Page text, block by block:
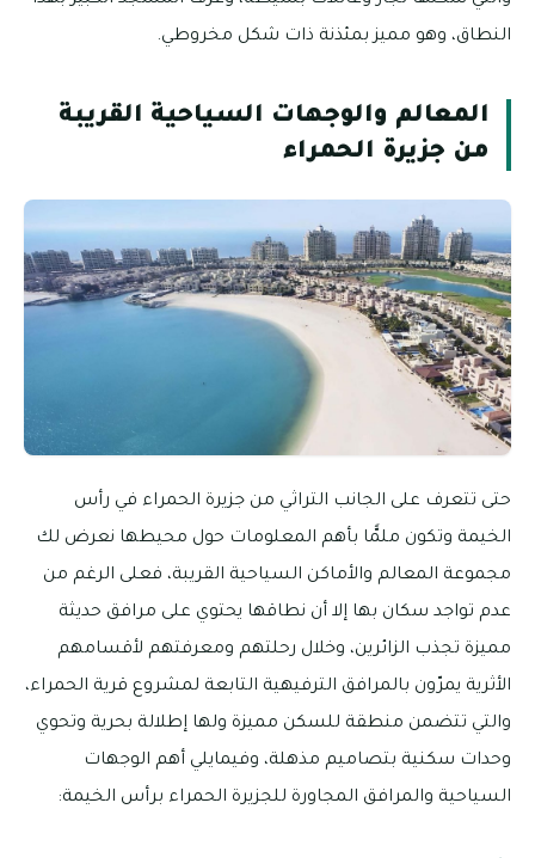
النطاق، وهو مميز بمئذنة ذات شكل مخروطي.
المعالم والوجهات السياحية القريبة
من جزيرة الحمراء
حتى تتعرف على الجانب التراثي من جزيرة الحمراء في رأس
الخيمة وتكون ملمًّا بأهم المعلومات حول محيطها نعرض لك
مجموعة المعالم والأماكن السياحية القريبة، فعلى الرغم من
عدم تواجد سكان بها إلا أن نطاقها يحتوي على مرافق حديثة
مميزة تجذب الزائرين، وخلال رحلتهم ومعرفتهم لأقسامهم
الأثرية يمرّون بالمرافق الترفيهية التابعة لمشروع قرية الحمراء،
والتي تتضمن منطقة للسكن مميزة ولها إطلالة بحرية وتحوي
وحدات سكنية بتصاميم مذهلة، وفيمايلي أهم الوجهات
السياحية والمرافق المجاورة للجزيرة الحمراء برأس الخيمة: